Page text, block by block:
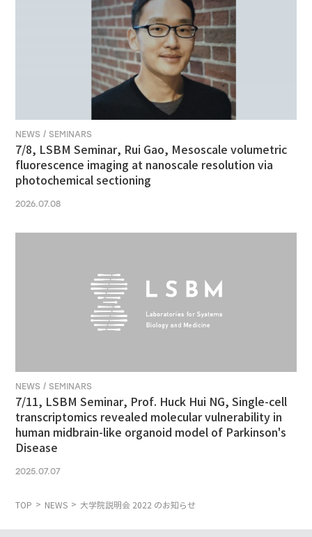
NEWS / SEMINARS
7/8, LSBM Seminar, Rui Gao, Mesoscale volumetric
fluorescence imaging at nanoscale resolution via
photochemical sectioning
2026.07.08
NEWS / SEMINARS
7/11, LSBM Seminar, Prof. Huck Hui NG, Single-cell
transcriptomics revealed molecular vulnerability in
human midbrain-like organoid model of Parkinson's
Disease
2025.07.07
TOP NEWS 大学院説明会 2022 のお知らせ